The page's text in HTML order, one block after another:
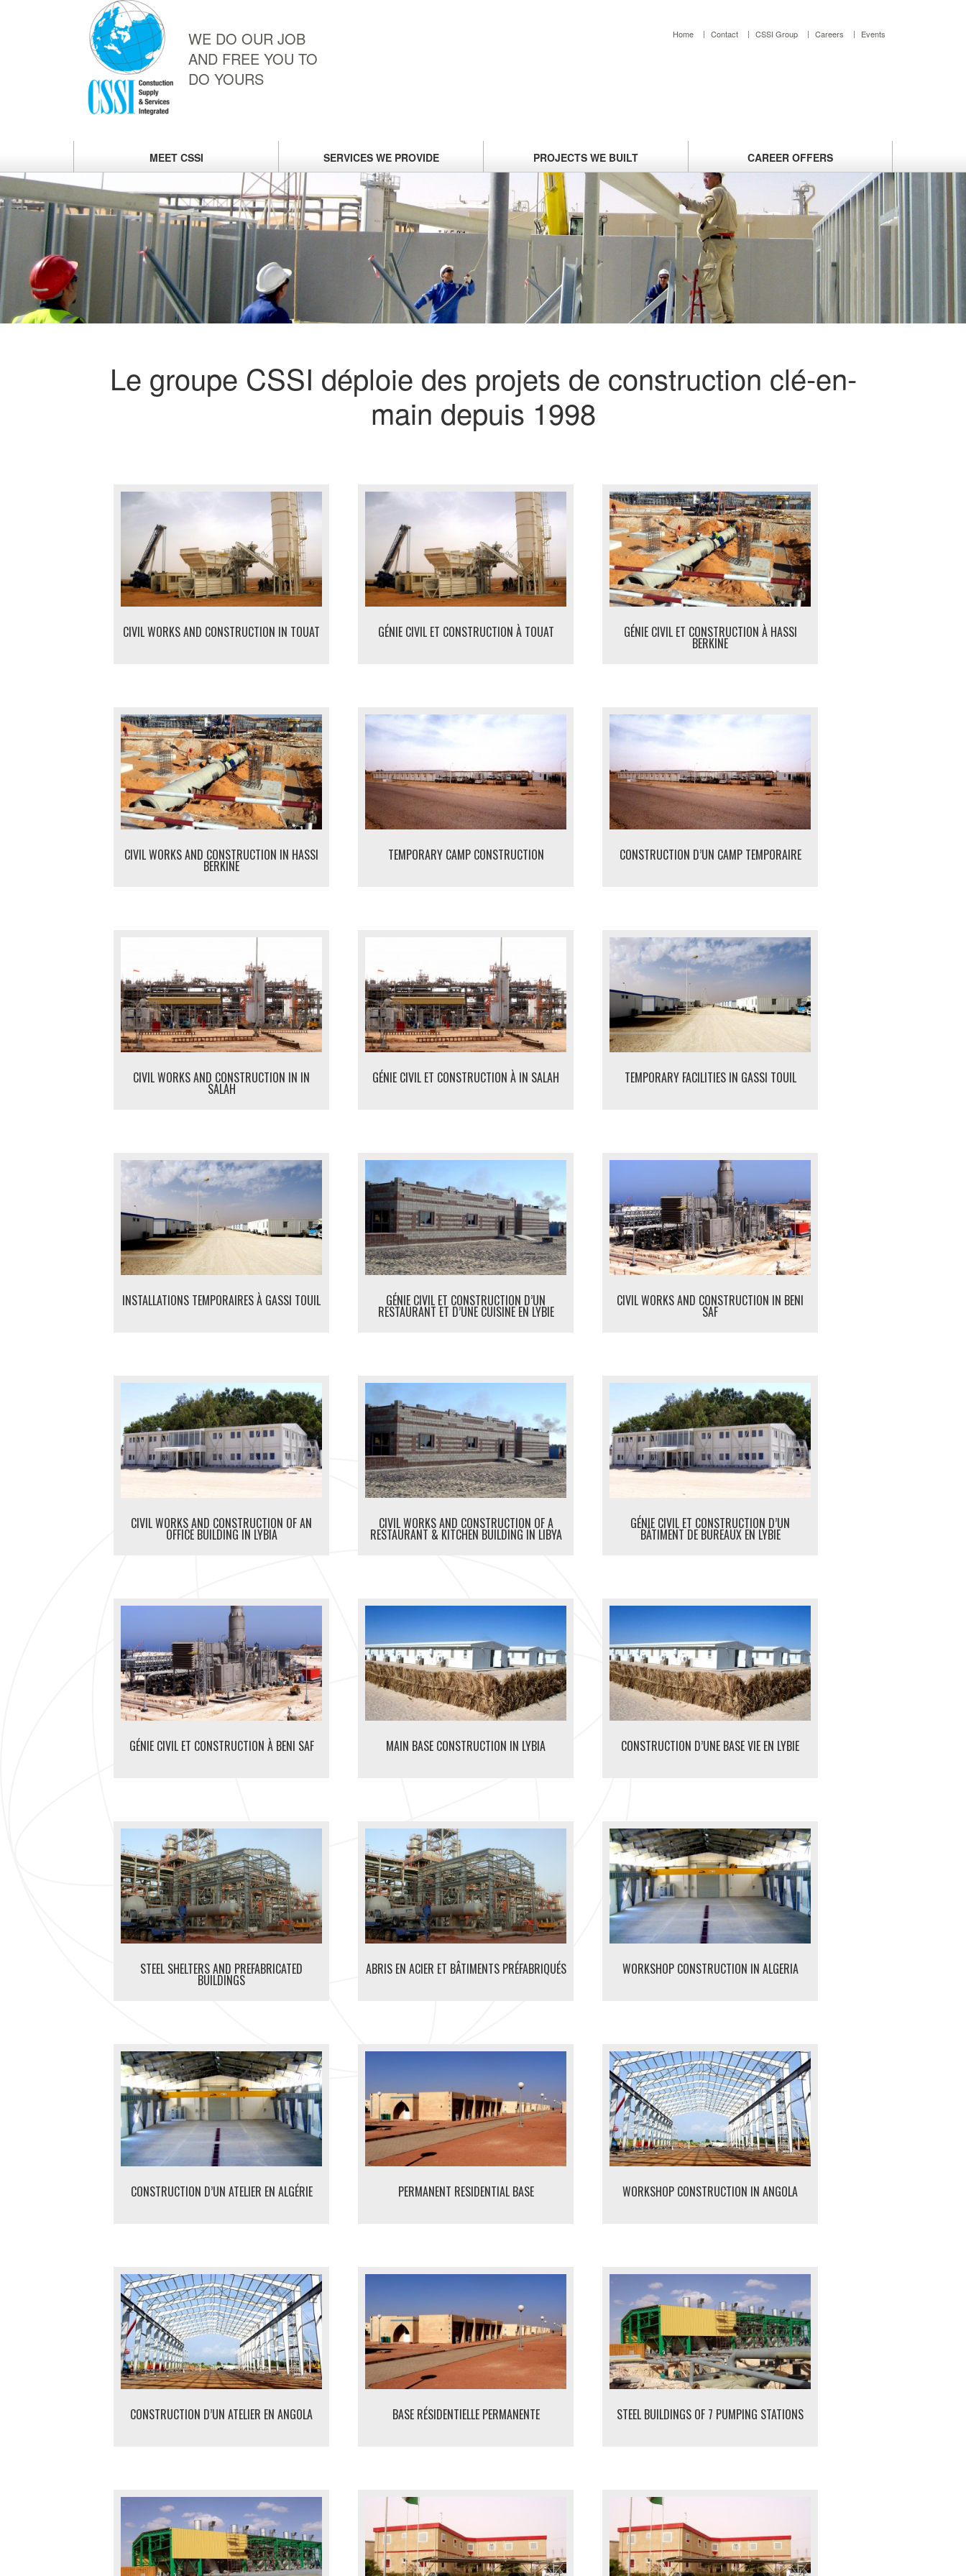
WE DO OUR JOB
AND FREE YOU TO
DO YOURS
Home Contact CSSI Group Careers Events
MEETCSSI SERVICESWE PROVIDE PROJECTS WE BUILT CAREER OFFERS
Le groupe CSSI déploie des projets de construction clé-en-
main depuis 1998
CIVIL WORKS AND CONSTRUCTION IN TOUAT GÉNIE CIVIL ET CONSTRUCTION À TOUAT GÉNIE CIVIL ET CONSTRUCTION À HASSI
BERKINE
CIVIL WORKS AND CONSTRUCTION IN HASSI
BERKINE
TEMPORARY CAMP CONSTRUCTION CONSTRUCTION D’UN CAMP TEMPORAIRE
CIVIL WORKS AND CONSTRUCTION IN IN
SALAH
GÉNIE CIVIL ET CONSTRUCTION À IN SALAH TEMPORARY FACILITIES IN GASSI TOUIL
INSTALLATIONS TEMPORAIRES À GASSI TOUIL GÉNIE CIVIL ET CONSTRUCTION D’UN
RESTAURANT ET D’UNE CUISINE EN LYBIE
CIVIL WORKS AND CONSTRUCTION IN BENI
SAF
CIVIL WORKS AND CONSTRUCTION OF AN
OFFICE BUILDING IN LYBIA
CIVIL WORKS AND CONSTRUCTION OF A
RESTAURANT & KITCHEN BUILDING IN LIBYA
GÉNIE CIVIL ET CONSTRUCTION D’UN
BÂTIMENT DE BUREAUX EN LYBIE
GÉNIE CIVIL ET CONSTRUCTION À BENI SAF MAIN BASE CONSTRUCTION IN LYBIA CONSTRUCTION D’UNE BASE VIE EN LYBIE
STEEL SHELTERS AND PREFABRICATED
BUILDINGS
ABRIS EN ACIER ET BÂTIMENTS PRÉFABRIQUÉS WORKSHOP CONSTRUCTION IN ALGERIA
CONSTRUCTION D’UN ATELIER EN ALGÉRIE PERMANENT RESIDENTIAL BASE WORKSHOP CONSTRUCTION IN ANGOLA
CONSTRUCTION D’UN ATELIER EN ANGOLA BASE RÉSIDENTIELLE PERMANENTE STEEL BUILDINGS OF 7 PUMPING STATIONS